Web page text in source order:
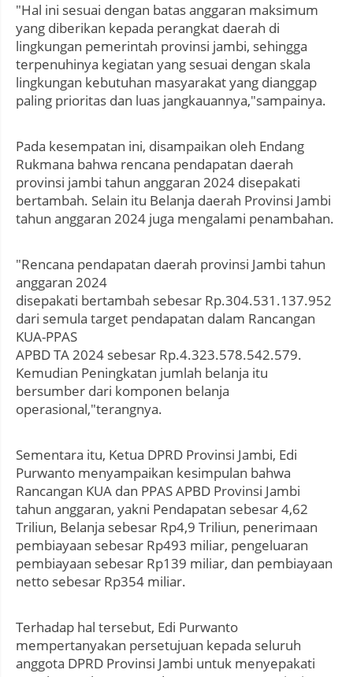
"Hal ini sesuai dengan batas anggaran maksimum
yang diberikan kepada perangkat daerah di
lingkungan pemerintah provinsi jambi, sehingga
terpenuhinya kegiatan yang sesuai dengan skala
lingkungan kebutuhan masyarakat yang dianggap
paling prioritas dan luas jangkauannya,"sampainya.
Pada kesempatan ini, disampaikan oleh Endang
Rukmana bahwa rencana pendapatan daerah
provinsi jambi tahun anggaran 2024 disepakati
bertambah. Selain itu Belanja daerah Provinsi Jambi
tahun anggaran 2024 juga mengalami penambahan.
"Rencana pendapatan daerah provinsi Jambi tahun
anggaran 2024
disepakati bertambah sebesar Rp.304.531.137.952
dari semula target pendapatan dalam Rancangan
KUA-PPAS
APBD TA 2024 sebesar Rp.4.323.578.542.579.
Kemudian Peningkatan jumlah belanja itu
bersumber dari komponen belanja
operasional,"terangnya.
Sementara itu, Ketua DPRD Provinsi Jambi, Edi
Purwanto menyampaikan kesimpulan bahwa
Rancangan KUA dan PPAS APBD Provinsi Jambi
tahun anggaran, yakni Pendapatan sebesar 4,62
Triliun, Belanja sebesar Rp4,9 Triliun, penerimaan
pembiayaan sebesar Rp493 miliar, pengeluaran
pembiayaan sebesar Rp139 miliar, dan pembiayaan
netto sebesar Rp354 miliar.
Terhadap hal tersebut, Edi Purwanto
mempertanyakan persetujuan kepada seluruh
anggota DPRD Provinsi Jambi untuk menyepakati